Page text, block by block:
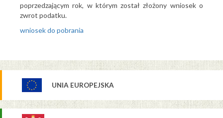
poprzedzającym rok, w którym został złożony wniosek o
zwrot podatku.
wniosek do pobrania
UNIA EUROPEJSKA